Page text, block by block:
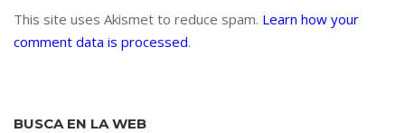
This site uses Akismet to reduce spam. Learn how your
comment data is processed.
BUSCA EN LA WEB